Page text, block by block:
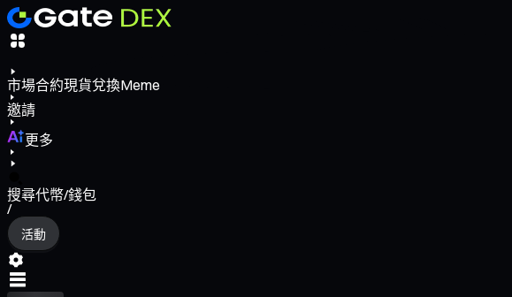
市場合約現貨兌換Meme
邀請
更多
搜尋代幣/錢包
/
活動